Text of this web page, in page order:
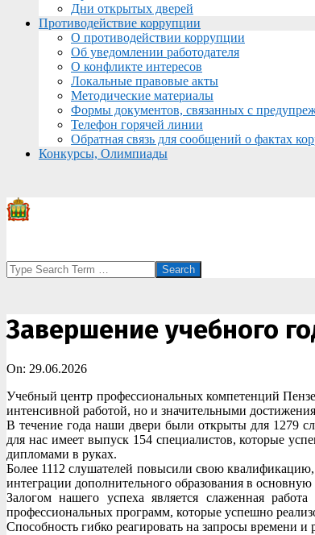
Дни открытых дверей
Противодействие коррупции
О противодействии коррупции
Об уведомлении работодателя
О конфликте интересов
Локальные правовые акты
Методические материалы
Формы документов, связанных с
Телефон горячей линии
Обратная связь для сообщений о фактах
Конкурсы, Олимпиады
Search
Завершение учебного
On: 29.06.2026
Учебный центр профессиональных компетенций
интенсивной работой, но и значительными
В течение года наши двери были открыты для 1279
для нас имеет выпуск 154 специалистов, которые
дипломами в руках.
Более 1112 слушателей повысили свою квалификацию,
интеграции дополнительного образования в
Залогом нашего успеха является слаженная
профессиональных программ, которые успешно
Способность гибко реагировать на запросы времени